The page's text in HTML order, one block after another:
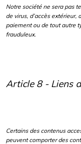
Notre société ne sera pas
de virus, d’accès extérieur,
paiement ou de tout autre
frauduleux.
Article 8 - Liens
Certains des contenus
peuvent comporter des